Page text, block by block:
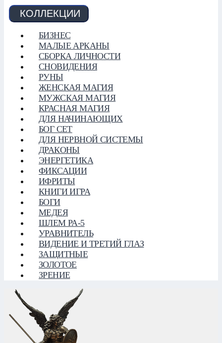
КОЛЛЕКЦИИ
БИЗНЕС
МАЛЫЕ АРКАНЫ
СБОРКА ЛИЧНОСТИ
СНОВИДЕНИЯ
РУНЫ
ЖЕНСКАЯ МАГИЯ
МУЖСКАЯ МАГИЯ
КРАСНАЯ МАГИЯ
ДЛЯ НАЧИНАЮЩИХ
БОГ СЕТ
ДЛЯ НЕРВНОЙ СИСТЕМЫ
ДРАКОНЫ
ЭНЕРГЕТИКА
ФИКСАЦИИ
ИФРИТЫ
КНИГИ ИГРА
БОГИ
МЕДЕЯ
ШЛЕМ РА-5
УРАВНИТЕЛЬ
ВИДЕНИЕ И ТРЕТИЙ ГЛАЗ
ЗАЩИТНЫЕ
ЗОЛОТОЕ
ЗРЕНИЕ